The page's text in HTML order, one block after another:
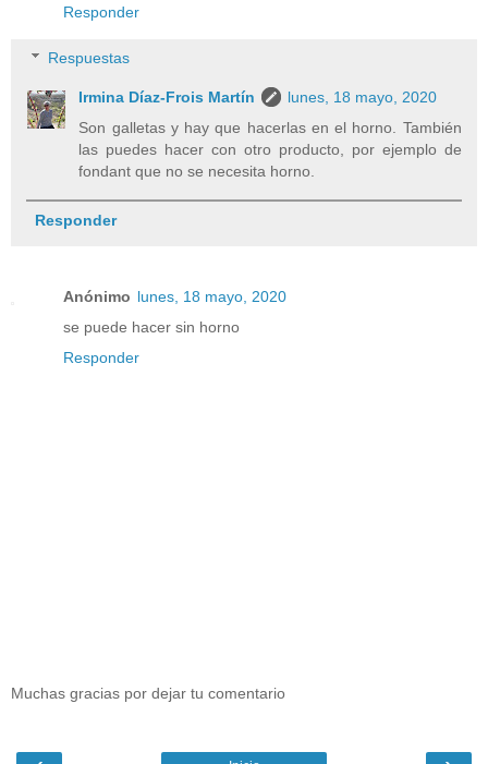
Responder
Respuestas
Irmina Díaz-Frois Martín
lunes, 18 mayo, 2020
Son galletas y hay que hacerlas en el horno. También
las puedes hacer con otro producto, por ejemplo de
fondant que no se necesita horno.
Responder
Anónimo lunes, 18 mayo, 2020
se puede hacer sin horno
Responder
Muchas gracias por dejar tu comentario